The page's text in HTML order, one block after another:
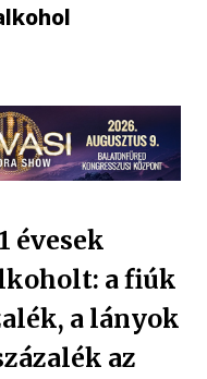
évesek
a fiúk
a lányok
az